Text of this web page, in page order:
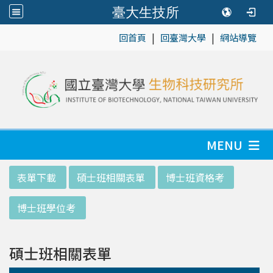
臺大生技所
回首頁 | 回臺灣大學 | 網站導覽
MENU
表單下載 碩士班相關表單 博士班資格考
博士班學位考
碩士班相關表單